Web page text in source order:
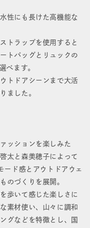
性にも長けた高機能な
トラップを使用すると
トバッグとリュックの
べます。
トドアシーンまで大活
ました。
ッションを楽しみた
太と森美穂子によって
ド感とアウトドアウェ
のづくりを展開。
歩いて感じた楽しさに
素材使い、山々に調和
グなどを特徴とし、国